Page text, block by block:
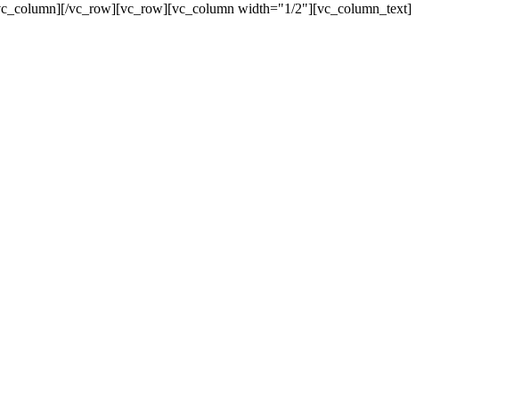
vc_row][vc_row][vc_column width="1/2"][vc_column_text]